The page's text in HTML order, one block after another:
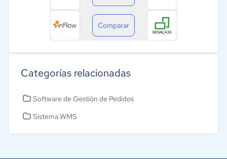
Comparar
Categorías relacionadas
Software de Gestión de Pedidos
Sistema WMS